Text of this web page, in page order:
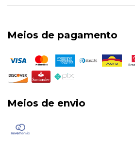
Meios de pagamento
Meios de envio